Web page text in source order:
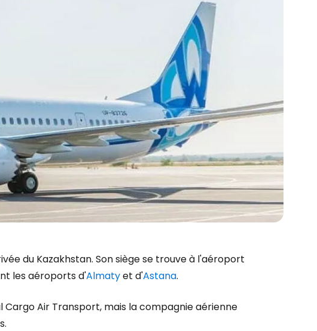
du Kazakhstan. Son siège se trouve à l'aéroport
les aéroports d'Almatyet d'Astana.
Cargo Air Transport, mais la compagnie aérienne